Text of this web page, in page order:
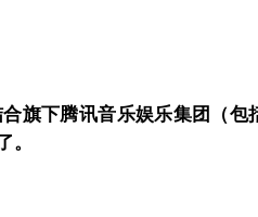
旗下腾讯音乐娱乐集团（